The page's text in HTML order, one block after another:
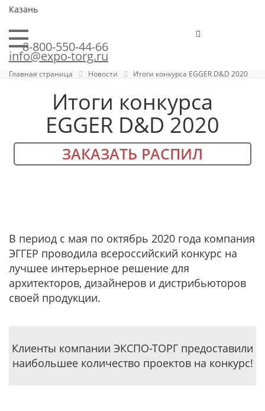
Казань
8-800-550-44-66
info@expo-torg.ru
Главная страница Новости Итоги конкурса EGGER D&D 2020
Итоги конкурса
EGGER D&D 2020
ЗАКАЗАТЬ РАСПИЛ
В период с мая по октябрь 2020 года компания
ЭГГЕР проводила всероссийский конкурс на
лучшее интерьерное решение для
архитекторов, дизайнеров и дистрибьюторов
своей продукции.
Клиенты компании ЭКСПО-ТОРГ предоставили
наибольшее количество проектов на конкурс!